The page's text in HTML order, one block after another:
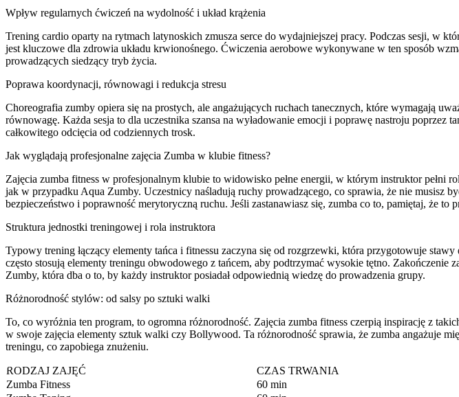
Wpływ regularnych ćwiczeń na wydolność i układ krążenia
Trening cardio oparty na rytmach latynoskich zmusza serce do wydajniejszej pracy. Podczas sesji, w
jest kluczowe dla zdrowia układu krwionośnego. Ćwiczenia aerobowe wykonywane w ten sposób
prowadzących siedzący tryb życia.
Poprawa koordynacji, równowagi i redukcja stresu
Choreografia zumby opiera się na prostych, ale angażujących ruchach tanecznych, które wymagają
równowagę. Każda sesja to dla uczestnika szansa na wyładowanie emocji i poprawę nastroju
całkowitego odcięcia od codziennych trosk.
Jak wyglądają profesjonalne zajęcia Zumba w klubie fitness?
Zajęcia zumba fitness w profesjonalnym klubie to widowisko pełne energii, w którym instruktor
jak w przypadku Aqua Zumby. Uczestnicy naśladują ruchy prowadzącego, co sprawia, że nie musisz
bezpieczeństwo i poprawność merytoryczną ruchu. Jeśli zastanawiasz się, zumba co to, pamiętaj, że
Struktura jednostki treningowej i rola instruktora
Typowy trening łączący elementy tańca i fitnessu zaczyna się od rozgrzewki, która przygotowuje
często stosują elementy treningu obwodowego z tańcem, aby podtrzymać wysokie tętno. Zakończenie
Zumby, która dba o to, by każdy instruktor posiadał odpowiednią wiedzę do prowadzenia grupy.
Różnorodność stylów: od salsy po sztuki walki
To, co wyróżnia ten program, to ogromna różnorodność. Zajęcia zumba fitness czerpią inspirację z
w swoje zajęcia elementy sztuk walki czy Bollywood. Ta różnorodność sprawia, że zumba angażuje
treningu, co zapobiega znużeniu.
RODZAJ ZAJĘĆ CZAS TRWANIA
Zumba Fitness
60 min